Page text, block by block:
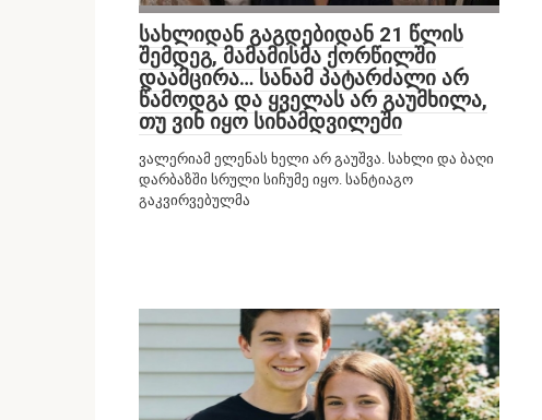
სახლიდან გაგდებიდან 21 წლის
შემდეგ, მამამისმა ქორწილში
დაამცირა… სანამ პატარძალი არ
წამოდგა და ყველას არ გაუმხილა,
თუ ვინ იყო სინამდვილეში
ვალერიამ ელენას ხელი არ გაუშვა. სახლი და ბაღი
დარბაზში სრული სიჩუმე იყო. სანტიაგო
გაკვირვებულმა